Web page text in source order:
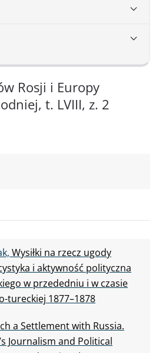
Rosji i Europy
t. LVIII, z. 2
Wysiłki na rzecz ugody
i aktywność polityczna
w przededniu i w czasie
tureckiej 1877–1878
a Settlement with Russia.
Journalism and Political